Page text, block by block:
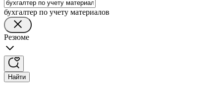
бухгалтер по учету материалов
Резюме
Найти